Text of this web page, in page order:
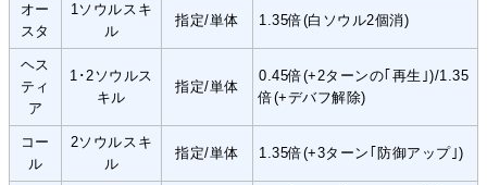
オー
スタ
1ソウルスキ
ル
指定/単体 1.35倍(白ソウル2個消)
ヘス
ティ
ア
1･2ソウルス
キル
指定/単体
0.45倍(+2ターンの｢再生｣)/1.35
倍(+デバフ解除)
コー
ル
2ソウルスキ
ル
指定/単体 1.35倍(+3ターン｢防御アップ｣)